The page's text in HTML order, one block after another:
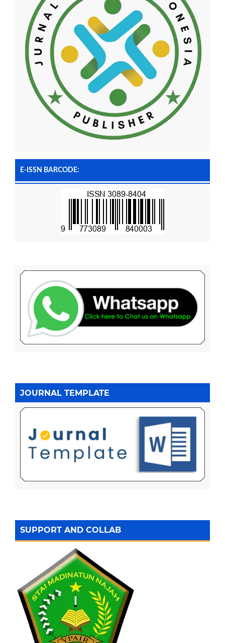
E-ISSN BARCODE:
JOURNAL TEMPLATE
SUPPORT AND COLLAB